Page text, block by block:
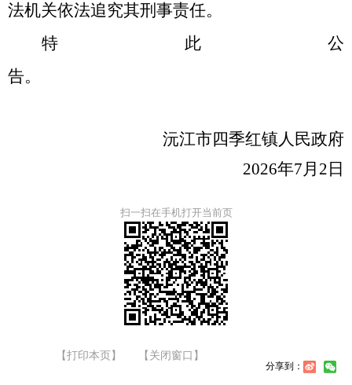
法机关依法追究其刑事责任。
特此公
告。
沅江市四季红镇人民政府
2026年7月 2 日
扫一扫在手机打开当前页
【打印本页】 【关闭窗口】
分享到：